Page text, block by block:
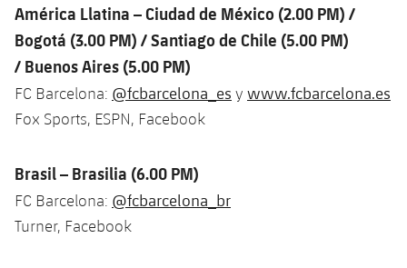
Jugadors
Fotos
Palmarés
Historia
Clasificaciones
Infantil
Alevín
plusicon
más
Actualidad
Calendario
Resultados
Clasificaciones
Barça Atlètic
plusicon
más
Actualidad
Resultados
Jugadores
Base
plusicon
más
Barça C
PLUSICON
MÁS
América Llatina – Ciudad de México (2.00 PM) /
Bogotá (3.00 PM) / Santiago de Chile (5.00 PM)
/ Buenos Aires (5.00 PM)
FC Barcelona: @fcbarcelona_es y www.fcbarcelona.es
Fox Sports, ESPN, Facebook
Brasil – Brasilia (6.00 PM)
FC Barcelona: @fcbarcelona_br
Turner, Facebook